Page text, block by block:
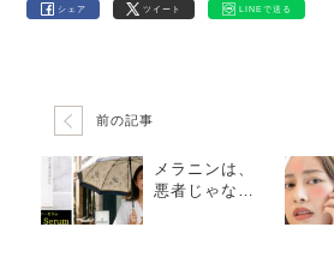
シェア ツイート LINEで送る
前の記事
メラニンは、
悪者じゃな